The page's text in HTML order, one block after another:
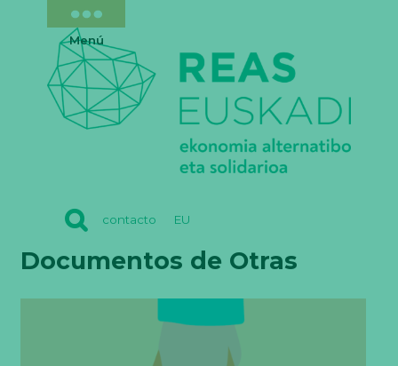
contacto EU
Menú
Documentos de Otras